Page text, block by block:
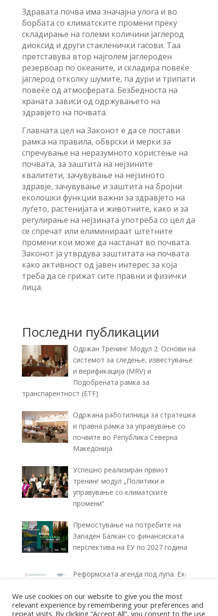
Здравата почва има значајна улога и во
борбата со климатските промени преку
складирање на големи количини јаглерод
диоксид и други стакленички гасови. Таа
претставува втор најголем јаглероден
резервоар по океаните, и складира повеќе
јаглерод отколку шумите, па дури и трипати
повеќе од атмосферата. Безбедноста на
храната зависи од одржувањето на
здравјето на почвата.
Главната цел на Законот е да се постави
рамка на правила, обврски и мерки за
спречување на неразумното користење на
почвата, за заштита на нејзините
квалитети, зачувување на нејзиното
здравје, зачувување и заштита на бројни
еколошки функции важни за здравјето на
луѓето, растенијата и животните, како и за
регулирање на нејзината употреба со цел да
се спречат или елиминираат штетните
промени кои може да настанат во почвата.
Законот ја утврдува заштитата на почвата
како активност од јавен интерес за која
треба да се грижат сите правни и физички
лица.
Последни публикации
Одржан Тренинг Модул 2: Основи на
системот за следење, известување
и верификација (MRV) и
Подобрената рамка за
транспарентност (ETF)
Одржана работилница за стратешка
и правна рамка за управување со
почвите во Република Северна
Македонија
Успешно реализиран првиот
тренинг модул „Политики и
управување со климатските
промени“
Премостување на потребите на
Западен Балкан со финансиската
перспектива на ЕУ по 2027 година
Реформската агенда под лупа: Ex-
спроведувањето (2025–2026)
We use cookies on our website to give you the most
relevant experience by remembering your preferences and
repeat visits. By clicking “Accept All”, you consent to the use